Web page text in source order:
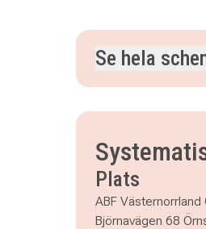
Se hela
Plats
ABF Västernorrland
Björnavägen 68